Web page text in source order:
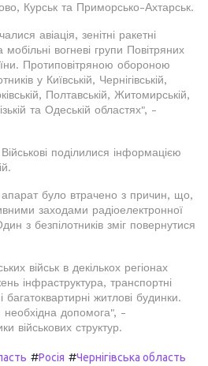
Курськ та Приморсько-Ахтарськ.
авіація, зенітні ракетні
вогневі групи Повітряних
Протиповітряною обороною
у Київській, Чернігівській,
Полтавській, Житомирській,
та Одеській областях", -
поділилися інформацією
апарат було втрачено з причин, що,
заходами радіоелектронної
з безпілотників зміг повернутися
військ в декількох регіонах
інфраструктура, транспортні
житлові будинки.
допомога", -
військових структур.
#Росія #Чернігівська область